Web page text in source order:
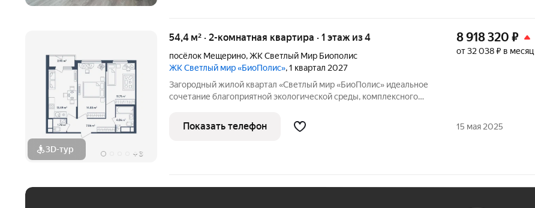
3D-тур + 3
54,4 м² · 2-комнатная квартира · 1 этаж из 4
посёлок Мещерино,ЖК Светлый Мир Биополис
ЖК Светлый мир «БиоПолис», 1 квартал 2027
Загородный жилой квартал «Светлый мир «БиоПолис» идеальное
сочетание благоприятной экологической среды, комплексного
инфраструктуры и авторской архитектурной составляющей. На
территории квартала
8 918 320 ₽
от 32 038 ₽ в месяц
Показать телефон 15 мая 2025